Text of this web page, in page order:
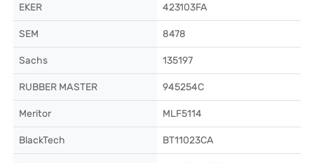
EKER 423103FA
SEM 8478
Sachs 135197
RUBBER MASTER 945254C
Meritor MLF5114
BlackTech BT11023CA